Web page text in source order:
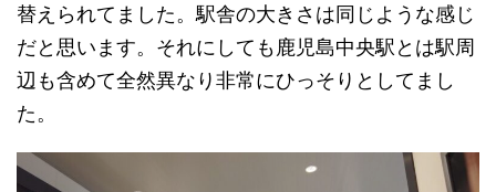
替えられてました。駅舎の大きさは同じような感じ
だと思います。それにしても鹿児島中央駅とは駅周
辺も含めて全然異なり非常にひっそりとしてまし
た。